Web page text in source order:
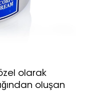
olarak
oluşan